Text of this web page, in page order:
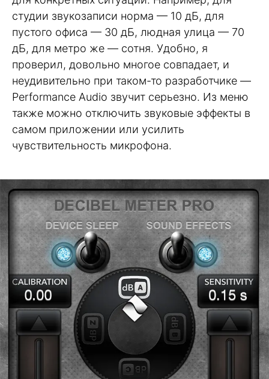
студии звукозаписи норма — 10 дБ, для
пустого офиса — 30 дБ, людная улица — 70
дБ, для метро же — сотня. Удобно, я
проверил, довольно многое совпадает, и
неудивительно при таком-то разработчике —
Performance Audio звучит серьезно. Из меню
также можно отключить звуковые эффекты в
самом приложении или усилить
чувствительность микрофона.